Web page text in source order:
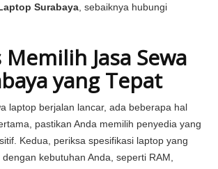
Surabaya , sebaiknya hubungi
Jasa Sewa
yang Tepat
laptop berjalan lancar, ada beberapa hal
pastikan Anda memilih penyedia yang
Kedua, periksa spesifikasi laptop yang
kebutuhan Anda, seperti RAM,